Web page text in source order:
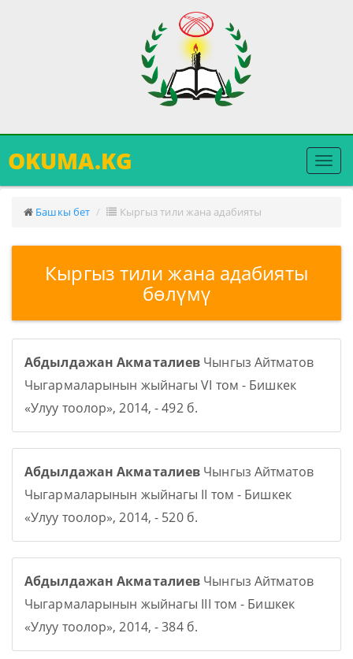
OKUMA.KG
Башкы бет Кыргыз тили жана адабияты
Кыргыз тили жана адабияты
бөлүмү
Абдылдажан Акматалиев Чынгыз Айтматов
Чыгармаларынын жыйнагы VI том - Бишкек
«Улуу тоолор», 2014, - 492 б.
Абдылдажан Акматалиев Чынгыз Айтматов
Чыгармаларынын жыйнагы II том - Бишкек
«Улуу тоолор», 2014, - 520 б.
Абдылдажан Акматалиев Чынгыз Айтматов
Чыгармаларынын жыйнагы III том - Бишкек
«Улуу тоолор», 2014, - 384 б.